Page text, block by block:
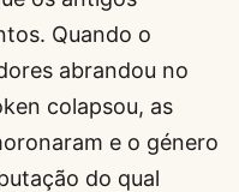
Quando o
abrandou no
colapsou, as
e o género
do qual